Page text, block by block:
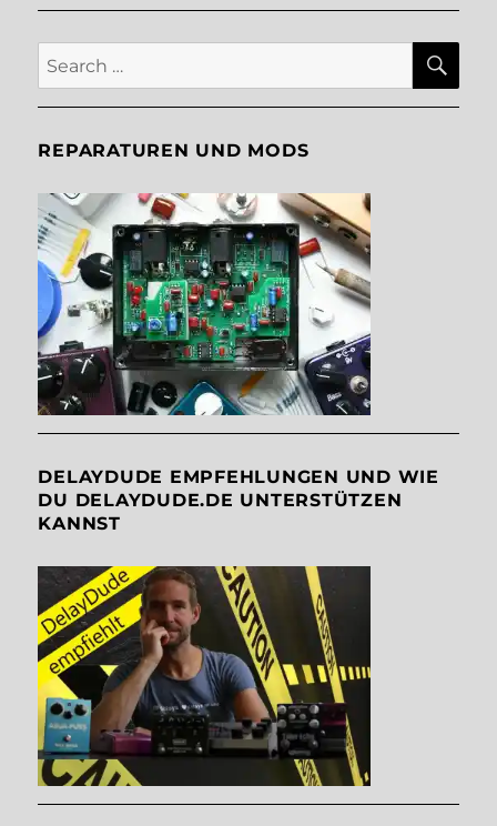
Search
for:
REPARATUREN UND MODS
DELAYDUDE EMPFEHLUNGEN UND WIE
DU DELAYDUDE.DE UNTERSTÜTZEN
KANNST